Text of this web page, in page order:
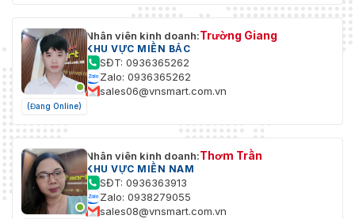
(Đang Online)
Nhân viên kinh doanh:Trường Giang
KHU VỰC MIỀN BẮC
SĐT: 0936365262
Zalo: 0936365262
sales06@vnsmart.com.vn
Nhân viên kinh doanh:Thơm Trần
KHU VỰC MIỀN NAM
SĐT: 0936363913
Zalo: 0938279055
sales08@vnsmart.com.vn